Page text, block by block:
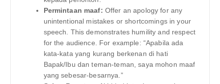
Permintaan maaf: Offer an apology for any
unintentional mistakes or shortcomings in your
speech. This demonstrates humility and respect
for the audience. For example: “Apabila ada
kata-kata yang kurang berkenan di hati
Bapak/Ibu dan teman-teman, saya mohon maaf
yang sebesar-besarnya.”